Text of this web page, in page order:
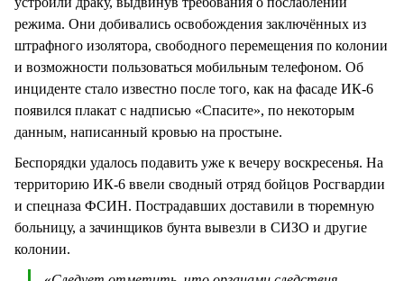
режима. Они добивались освобождения заключённых из
штрафного изолятора, свободного перемещения по колонии
и возможности пользоваться мобильным телефоном. Об
инциденте стало известно после того, как на фасаде ИК-6
появился плакат с надписью «Спасите», по некоторым
данным, написанный кровью на простыне.
Беспорядки удалось подавить уже к вечеру воскресенья. На
территорию ИК-6 ввели сводный отряд бойцов Росгвардии
и спецназа ФСИН. Пострадавших доставили в тюремную
больницу, а зачинщиков бунта вывезли в СИЗО и другие
колонии.